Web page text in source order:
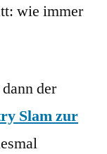
wie immer
der
Slam zur